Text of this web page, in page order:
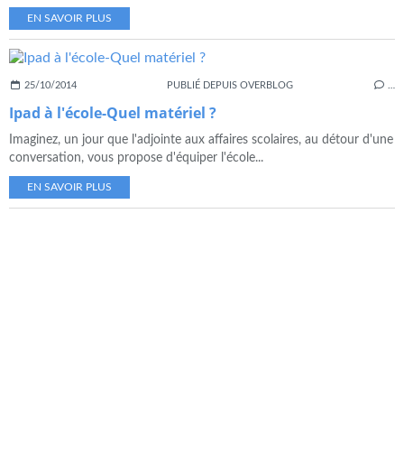
EN SAVOIR PLUS
25/10/2014 PUBLIÉ DEPUIS OVERBLOG
Ipad à l'école-Quel matériel ?
Imaginez, un jour que l'adjointe aux affaires scolaires, au détour d'une
conversation, vous propose d'équiper l'école...
EN SAVOIR PLUS